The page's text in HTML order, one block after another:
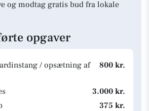
og modtag gratis bud fra lokale
opgaver
/ opsætning af
800 kr.
3.000 kr.
375 kr.